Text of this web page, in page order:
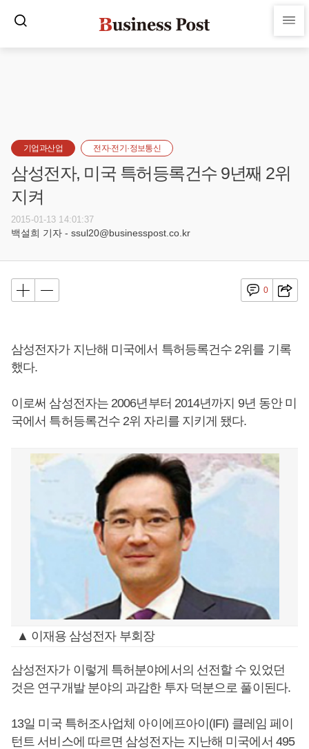
기업과산업 전자·전기·정보통신
삼성전자, 미국 특허등록건수 9년째 2위
지켜
2015-01-13 14:01:37
백설희 기자 - ssul20@businesspost.co.kr
0
삼성전자가 지난해 미국에서 특허등록건수 2위를 기록
했다.
이로써 삼성전자는 2006년부터 2014년까지 9년 동안 미
국에서 특허등록건수 2위 자리를 지키게 됐다.
▲ 이재용 삼성전자 부회장
삼성전자가 이렇게 특허분야에서의 선전할 수 있었던
것은 연구개발 분야의 과감한 투자 덕분으로 풀이된다.
13일 미국 특허조사업체 아이에프아이(IFI) 클레임 페이
턴트 서비스에 따르면 삼성전자는 지난해 미국에서 495